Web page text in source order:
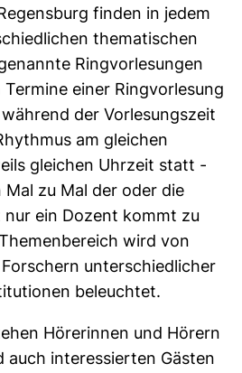
finden in jedem
thematischen
Ringvorlesungen
einer Ringvorlesung
der Vorlesungszeit
am gleichen
gleichen Uhrzeit statt -
zu Mal der oder die
ein Dozent kommt zu
wird von
unterschiedlicher
beleuchtet.
Hörerinnen und Hörern
auch interessierten Gästen